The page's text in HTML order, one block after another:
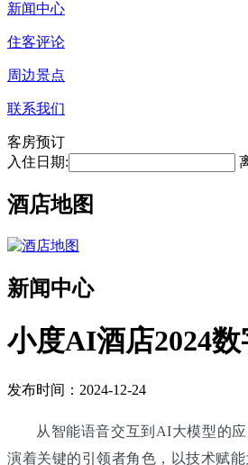
新闻中心
住客评论
周边景点
联系我们
客房预订
入住日期:
酒店地图
新闻中心
小度AI酒店2024
发布时间：2024-12-24
从智能语音交互到AI大模型的
演着关键的引领者角色，以技术赋